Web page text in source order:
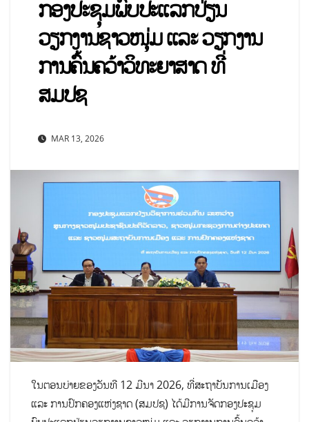
ກອງປະຊຸມພົບປະແລກປ່ຽນ
ວຽກງານຊາວໜຸ່ມ ແລະ ວຽກງານ
ການຄົ້ນຄວ້າວິທະຍາສາດ ທີ່
ສມປຊ
MAR 13, 2026
ໃນຕອນບ່າຍຂອງວັນທີ 12 ມີນາ 2026, ທີ່ສະຖາບັນການເມືອງ
ແລະ ການປົກຄອງແຫ່ງຊາດ (ສມປຊ) ໄດ້ມີການຈັດກອງປະຊຸມ